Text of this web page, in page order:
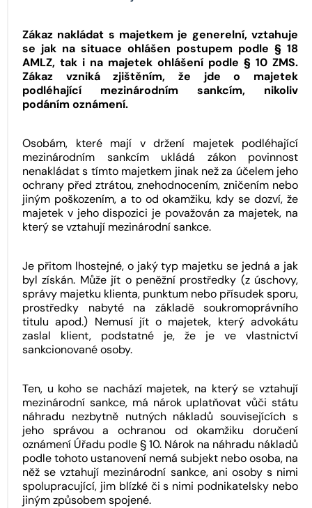
Zákaz nakládat s majetkem je generelní, vztahuje
se jak na situace ohlášen postupem podle § 18
AMLZ, tak i na majetek ohlášení podle § 10 ZMS.
Zákaz vzniká zjištěním, že jde o majetek
podléhající mezinárodním sankcím, nikoliv
podáním oznámení.
Osobám, které mají v držení majetek podléhající
mezinárodním sankcím ukládá zákon povinnost
nenakládat s tímto majetkem jinak než za účelem jeho
ochrany před ztrátou, znehodnocením, zničením nebo
jiným poškozením, a to od okamžiku, kdy se dozví, že
majetek v jeho dispozici je považován za majetek, na
který se vztahují mezinárodní sankce.
Je přitom lhostejné, o jaký typ majetku se jedná a jak
byl získán. Může jít o peněžní prostředky (z úschovy,
správy majetku klienta, punktum nebo přísudek sporu,
prostředky nabyté na základě soukromoprávního
titulu apod.) Nemusí jít o majetek, který advokátu
zaslal klient, podstatné je, že je ve vlastnictví
sankcionované osoby.
Ten, u koho se nachází majetek, na který se vztahují
mezinárodní sankce, má nárok uplatňovat vůči státu
náhradu nezbytně nutných nákladů souvisejících s
jeho správou a ochranou od okamžiku doručení
oznámení Úřadu podle § 10. Nárok na náhradu nákladů
podle tohoto ustanovení nemá subjekt nebo osoba, na
něž se vztahují mezinárodní sankce, ani osoby s nimi
spolupracující, jim blízké či s nimi podnikatelsky nebo
jiným způsobem spojené.